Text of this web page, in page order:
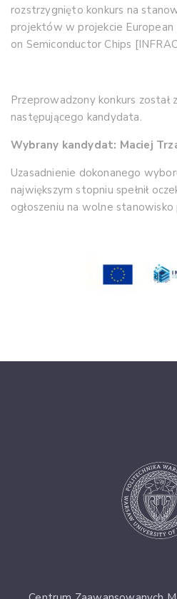
rozstrzygnięto konkurs na
projektów w projekcie
on Semiconductor Chips
Przeprowadzony konkurs został
następującego kandydata.
Wybrany kandydat: Maciej
Uzasadnienie dokonanego
największym stopniu spełnił
ogłoszeniu na wolne stanowisko